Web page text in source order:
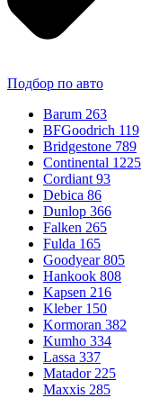
Подбор по авто
Barum 263
BFGoodrich 119
Bridgestone 789
Continental 1225
Cordiant 93
Debica 86
Dunlop 366
Falken 265
Fulda 165
Goodyear 805
Hankook 808
Kapsen 216
Kleber 150
Kormoran 382
Kumho 334
Lassa 337
Matador 225
Maxxis 285